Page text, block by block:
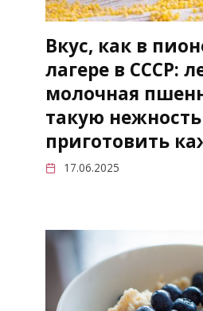
Вкус, как в
лагере в СССР:
молочная
такую
приготовить
17.06.2025